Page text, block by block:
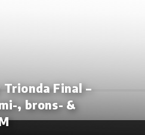
Final –
, brons- &